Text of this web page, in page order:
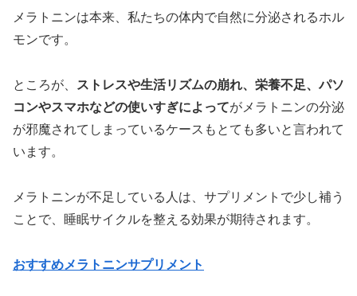
メラトニンは本来、私たちの体内で自然に分泌されるホル
モンです。
ところが、
ストレスや生活リズムの崩れ、栄養不足、パソ
コンやスマホなどの使いすぎによってがメラトニンの分泌
が邪魔されてしまっているケースもとても多いと言われて
います。
メラトニンが不足している人は、サプリメントで少し補う
ことで、睡眠サイクルを整える効果が期待されます。
おすすめメラトニンサプリメント